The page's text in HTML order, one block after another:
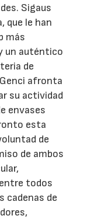
Sigaus
que le han
más
un auténtico
de
afronta
su actividad
envases
esta
de
de ambos
todos
cadenas de